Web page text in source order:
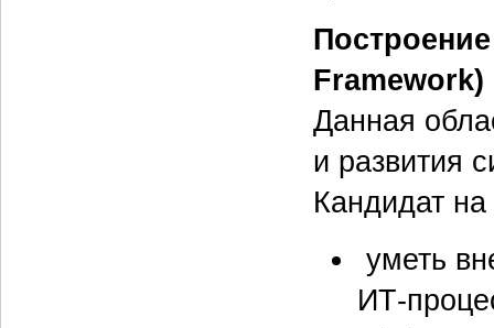
Framework)
Данная
и развития
Кандидат
уметь
ИТ-